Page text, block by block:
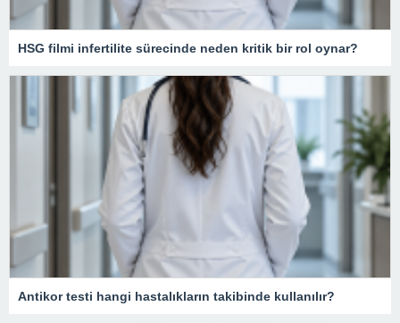
HSG filmi infertilite sürecinde neden kritik bir rol oynar?
Antikor testi hangi hastalıkların takibinde kullanılır?